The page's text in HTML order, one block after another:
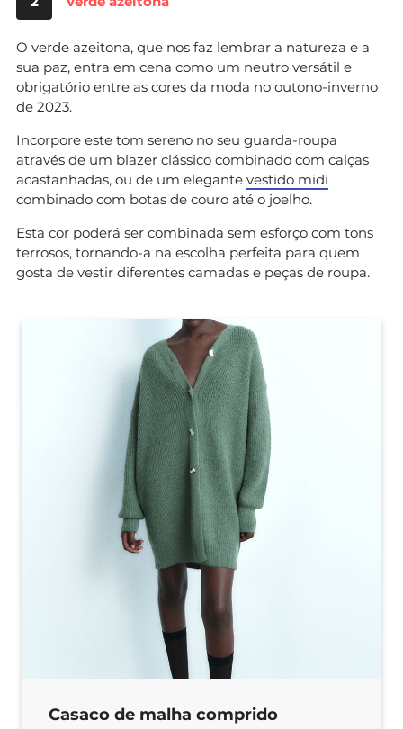
O verde azeitona, que nos faz lembrar a natureza e a
sua paz, entra em cena como um neutro versátil e
obrigatório entre as cores da moda no outono-inverno
de 2023.
Incorpore este tom sereno no seu guarda-roupa
através de um blazer clássico combinado com calças
acastanhadas, ou de um elegante vestido midi
combinado com botas de couro até o joelho.
Esta cor poderá ser combinada sem esforço com tons
terrosos, tornando-a na escolha perfeita para quem
gosta de vestir diferentes camadas e peças de roupa.
Casaco de malha comprido